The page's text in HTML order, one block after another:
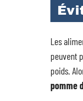
Les
peuvent
poids.
pomme